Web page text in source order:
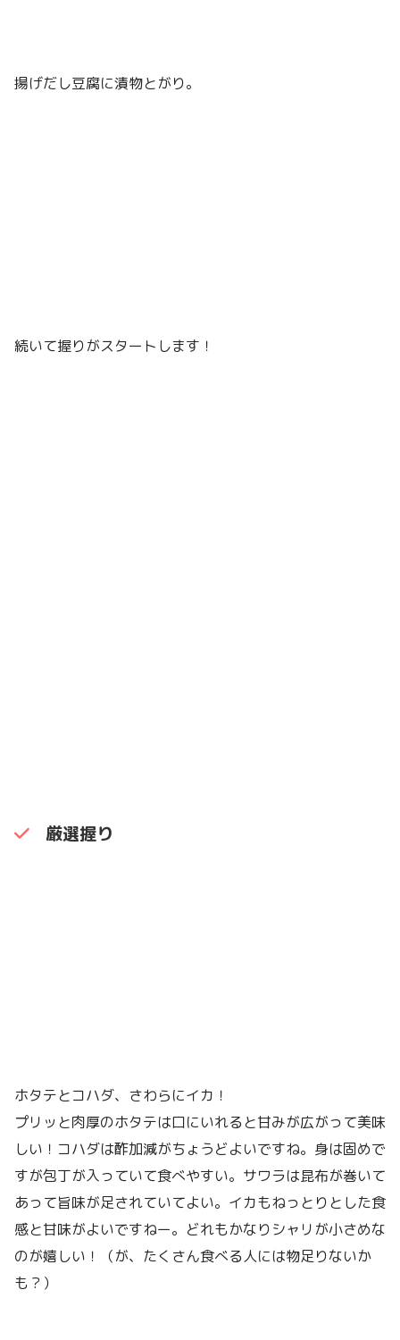
揚げだし豆腐に漬物とがり。
続いて握りがスタートします！
厳選握り
ホタテとコハダ、さわらにイカ！
プリッと肉厚のホタテは口にいれると甘みが広がって美味
しい！コハダは酢加減がちょうどよいですね。身は固めで
すが包丁が入っていて食べやすい。サワラは昆布が巻いて
あって旨味が足されていてよい。イカもねっとりとした食
感と甘味がよいですねー。どれもかなりシャリが小さめな
のが嬉しい！（が、たくさん食べる人には物足りないか
も？）